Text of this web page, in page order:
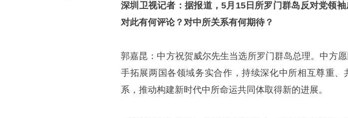
深圳卫视记者：据报道，5月15日所罗门群岛反对党领
对此有何评论？对中所关系有何期待？
郭嘉昆：中方祝贺威尔先生当选所罗门群岛总理。中方
手拓展两国各领域务实合作，持续深化中所相互尊重、
系，推动构建新时代中所命运共同体取得新的进展。